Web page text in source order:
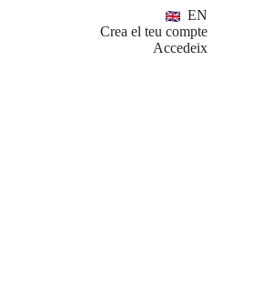
EN
Crea el teu compte
Accedeix